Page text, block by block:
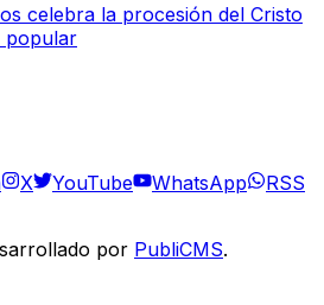
celebra la procesión del Cristo
popular
X YouTube WhatsApp RSS
por PubliCMS.